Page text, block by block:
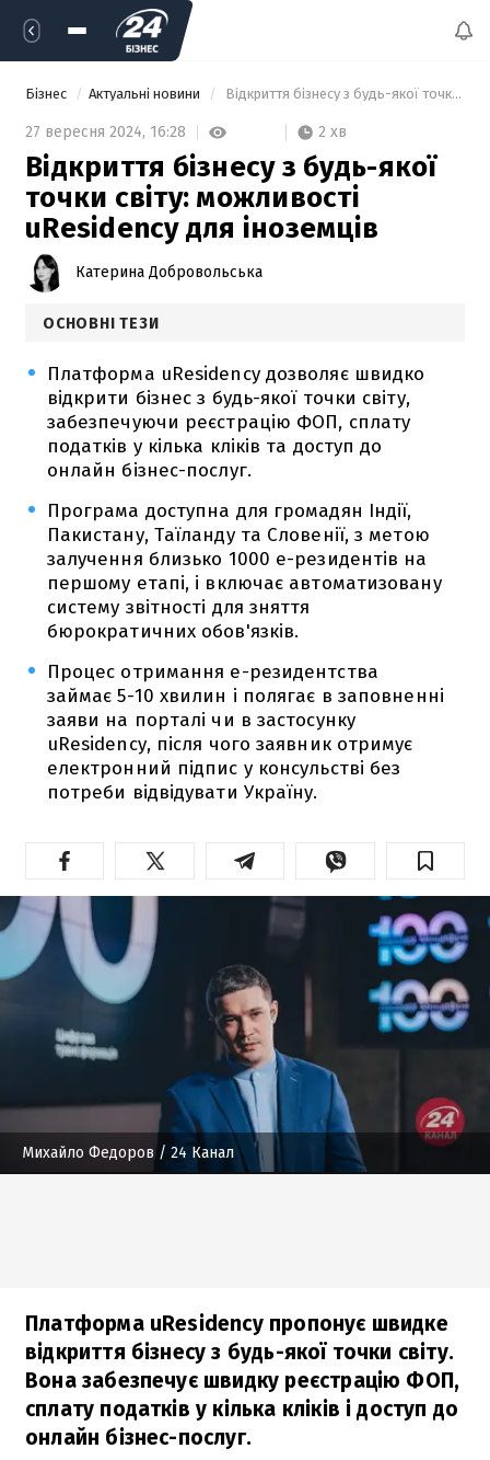
Бізнес Актуальні новини Відкриття бізнесу з будь-якої точки світу: можливості uResidency для іноземців
27 вересня 2024, 16:28 2 хв
Відкриття бізнесу з будь-якої
точки світу: можливості
uResidency для іноземців
Катерина Добровольська
ОСНОВНІ ТЕЗИ
Платформа uResidency дозволяє швидко
відкрити бізнес з будь-якої точки світу,
забезпечуючи реєстрацію ФОП, сплату
податків у кілька кліків та доступ до
онлайн бізнес-послуг.
Програма доступна для громадян Індії,
Пакистану, Таїланду та Словенії, з метою
залучення близько 1000 е-резидентів на
першому етапі, і включає автоматизовану
систему звітності для зняття
бюрократичних обов'язків.
Процес отримання е-резидентства
займає 5-10 хвилин і полягає в заповненні
заяви на порталі чи в застосунку
uResidency, після чого заявник отримує
електронний підпис у консульстві без
потреби відвідувати Україну.
Михайло Федоров / 24 Канал
Платформа uResidency пропонує швидке
відкриття бізнесу з будь-якої точки світу.
Вона забезпечує швидку реєстрацію ФОП,
сплату податків у кілька кліків і доступ до
онлайн бізнес-послуг.